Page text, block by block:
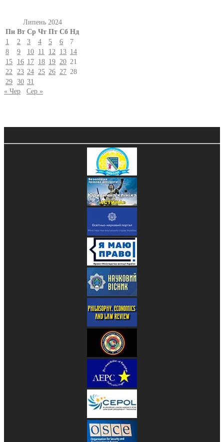
Липень 2024
Пн Вт Ср Чт Пт Сб Нд
1
2 3 4 5 6
7
8
9 10 11 12 13 14
15
16 17 18 19 20 21
22 23 24 25 26 27 28
29 30 31
« Чер
Сер »